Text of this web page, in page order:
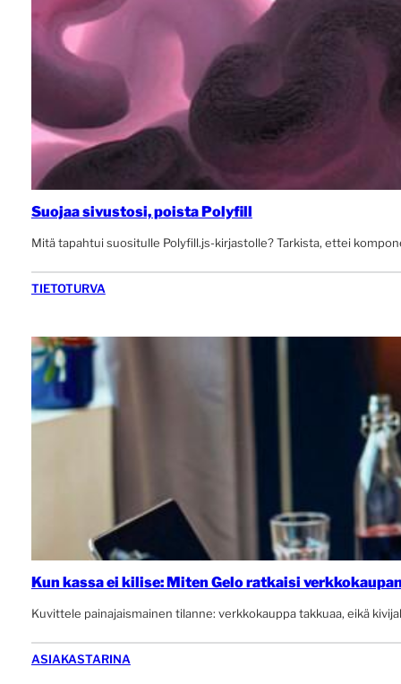
Suojaa sivustosi, poista Polyfill
Mitä tapahtui suositulle Polyfill.js-kirjastolle? Tarkista, ettei
TIETOTURVA
Kun kassa ei kilise: Miten Gelo ratkaisi
Kuvittele painajaismainen tilanne: verkkokauppa takkuaa, eikä
ASIAKASTARINA